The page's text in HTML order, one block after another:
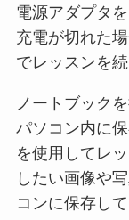
電源アダプタ
充電が切れた
でレッスンを
ノートブック
パソコン内に
を使用してレ
したい画像や
コンに保存し